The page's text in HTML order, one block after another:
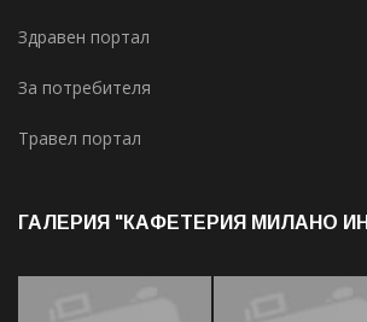
Здравен портал
За потребителя
Травел портал
ГАЛЕРИЯ "КАФЕТЕРИЯ МИЛАНО